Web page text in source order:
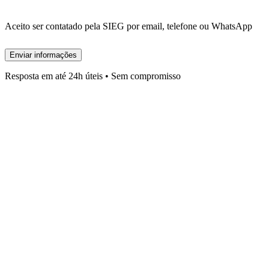
Aceito ser contatado pela SIEG por email, telefone ou WhatsApp
Enviar informações
Resposta em até 24h úteis • Sem compromisso